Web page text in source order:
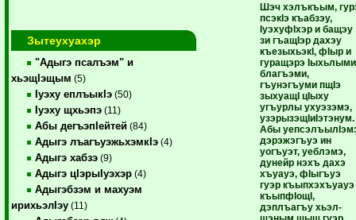
Зытеухуахэр
"Адыгэ псалъэм" и
хьэщIэщым (5)
Iуэху еплъыкIэ (50)
Iуэху щхьэпэ (11)
Абы дегъэпIейтей (84)
Адыгэ лъагъуэжьхэмкIэ (4)
Адыгэ хабзэ (9)
Адыгэ цIэрыIуэхэр (4)
Адыгэбзэм и махуэм
ирихьэлIэу (11)
Шэч хэлъкъым,
псэкIэ къабзэу,
IуэхуфIхэр и бащэу
зи гъащIэр дахэу
къезыхьэкI, фIыр и
гуращэрэ
благъэми,
гъунэгъуми пщIэ
зыхуащI цIыху
угъурлы ухуэзэмэ,
узэрызэщIиIэтэнум.
Абы
дэрэжэгъуэ ин
уогъуэт, уеблэмэ,
дунейр нэхъ дахэ
хъуауэ, фIыгъуэ
гуэр къыпхэхъуауэ
къыпфIощI,
дэплъагъу хьэл-